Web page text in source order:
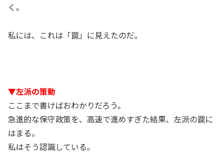
く。
私には、これは「罠」に見えたのだ。
▼左派の策動
ここまで書けばおわかりだろう。
急進的な保守政策を、高速で進めすぎた結果、左派の罠に
はまる。
私はそう認識している。